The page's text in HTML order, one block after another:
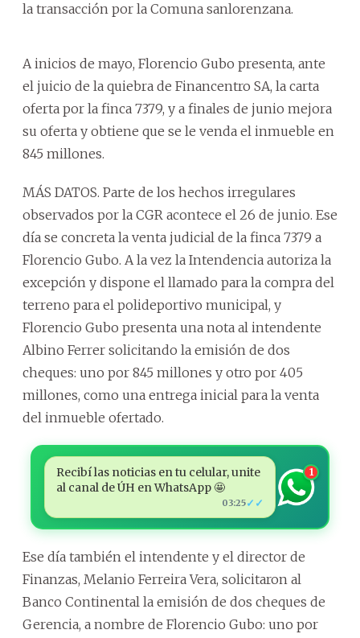
la transacción por la Comuna sanlorenzana.
A inicios de mayo, Florencio Gubo presenta, ante
el juicio de la quiebra de Financentro SA, la carta
oferta por la finca 7379, y a finales de junio mejora
su oferta y obtiene que se le venda el inmueble en
845 millones.
MÁS DATOS. Parte de los hechos irregulares
observados por la CGR acontece el 26 de junio. Ese
día se concreta la venta judicial de la finca 7379 a
Florencio Gubo. A la vez la Intendencia autoriza la
excepción y dispone el llamado para la compra del
terreno para el polideportivo municipal, y
Florencio Gubo presenta una nota al intendente
Albino Ferrer solicitando la emisión de dos
cheques: uno por 845 millones y otro por 405
millones, como una entrega inicial para la venta
del inmueble ofertado.
Recibí las noticias en tu celular, unite
al canal de ÚH en WhatsApp 🤩
03:25✓✓
1
Ese día también el intendente y el director de
Finanzas, Melanio Ferreira Vera, solicitaron al
Banco Continental la emisión de dos cheques de
Gerencia, a nombre de Florencio Gubo: uno por